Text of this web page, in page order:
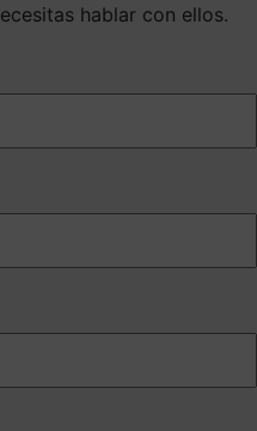
hablar con ellos.